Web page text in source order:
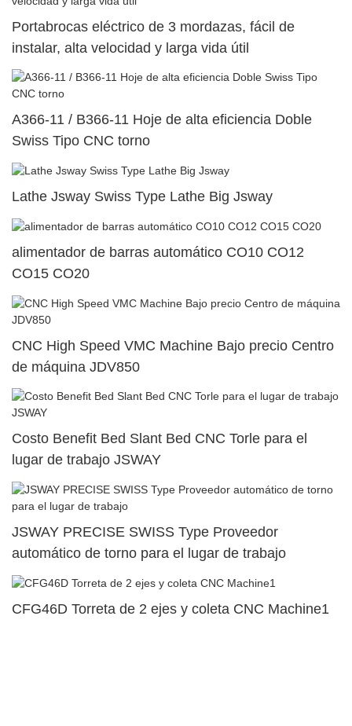
Portabrocas eléctrico de 3 mordazas, fácil de
instalar, alta velocidad y larga vida útil
A366-11 / B366-11 Hoje de alta eficiencia Doble
Swiss Tipo CNC torno
Lathe Jsway Swiss Type Lathe Big Jsway
alimentador de barras automático CO10 CO12
CO15 CO20
CNC High Speed ​​VMC Machine Bajo precio Centro
de máquina JDV850
Costo Benefit Bed Slant Bed CNC Torle para el
lugar de trabajo JSWAY
JSWAY PRECISE SWISS Type Proveedor
automático de torno para el lugar de trabajo
CFG46D Torreta de 2 ejes y coleta CNC Machine1